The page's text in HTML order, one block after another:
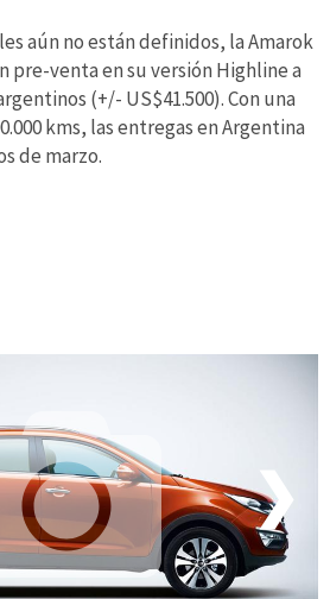
aún no están definidos, la Amarok
pre-venta en su versión Highline a
(+/- US$41.500). Con una
kms, las entregas en Argentina
de marzo.
❯